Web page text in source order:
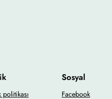
Sosyal
Facebook